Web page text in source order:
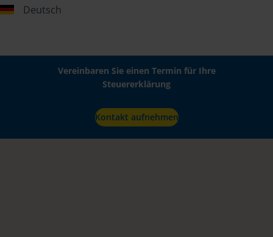
Deutsch
Vereinbaren Sie einen Termin für Ihre
Steuererklärung
Kontakt aufnehmen